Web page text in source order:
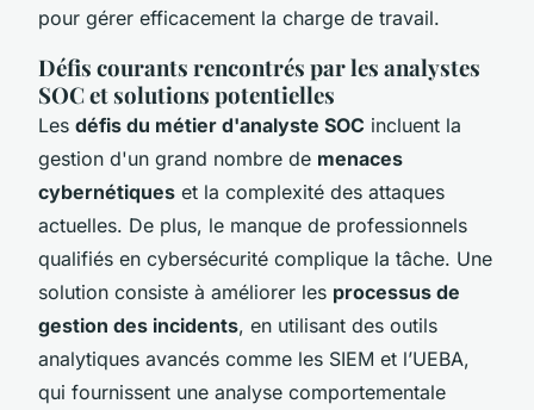
pour gérer efficacement la charge de travail.
Défis courants rencontrés par les analystes
SOC et solutions potentielles
Les défis du métier d'analyste SOC incluent la
gestion d'un grand nombre de menaces
cybernétiques et la complexité des attaques
actuelles. De plus, le manque de professionnels
qualifiés en cybersécurité complique la tâche. Une
solution consiste à améliorer les processus de
gestion des incidents, en utilisant des outils
analytiques avancés comme les SIEM et l’UEBA,
qui fournissent une analyse comportementale